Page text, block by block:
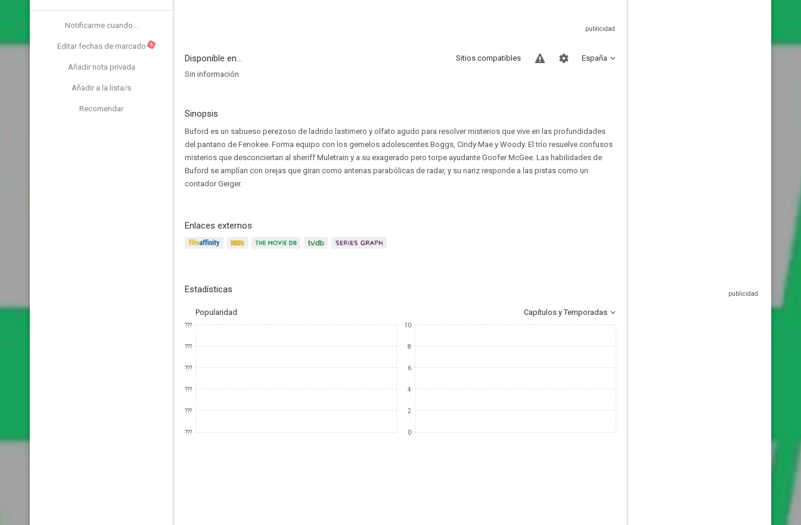
Notificarme cuando...
Editar fechas de marcado N
Añadir nota privada
Añadir a la lista/s
Recomendar
Disponible en... España
Sitios compatibles
Sin información
Sinopsis
Buford es un sabueso perezoso de ladrido lastimero y olfato agudo para resolver misterios que vive en las profundidades
del pantano de Fenokee. Forma equipo con los gemelos adolescentes Boggs, Cindy Mae y Woody. El trío resuelve confusos
misterios que desconciertan al sheriff Muletrain y a su exagerado pero torpe ayudante Goofer McGee. Las habilidades de
Buford se amplían con orejas que giran como antenas parabólicas de radar, y su nariz responde a las pistas como un
contador Geiger.
Enlaces externos
Estadísticas
Popularidad Capítulos y Temporadas
???
???
???
???
???
???
10
8
6
4
2
0